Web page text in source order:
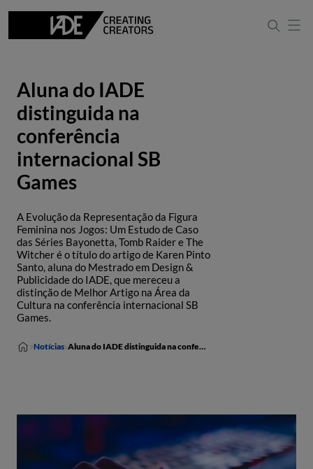
Aluna do IADE
distinguida na
conferência
internacional SB
Games
A Evolução da Representação da Figura
Feminina nos Jogos: Um Estudo de Caso
das Séries Bayonetta, Tomb Raider e The
Witcher é o título do artigo de Karen Pinto
Santo, aluna do Mestrado em Design &
Publicidade do IADE, que mereceu a
distinção de Melhor Artigo na Área da
Cultura na conferência internacional SB
Games.
Notícias Aluna do IADE distinguida na conferência internacional SB Games